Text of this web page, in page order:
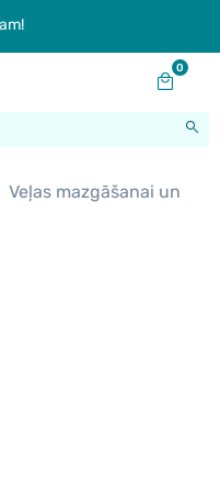
0
Veļas mazgāšanai un